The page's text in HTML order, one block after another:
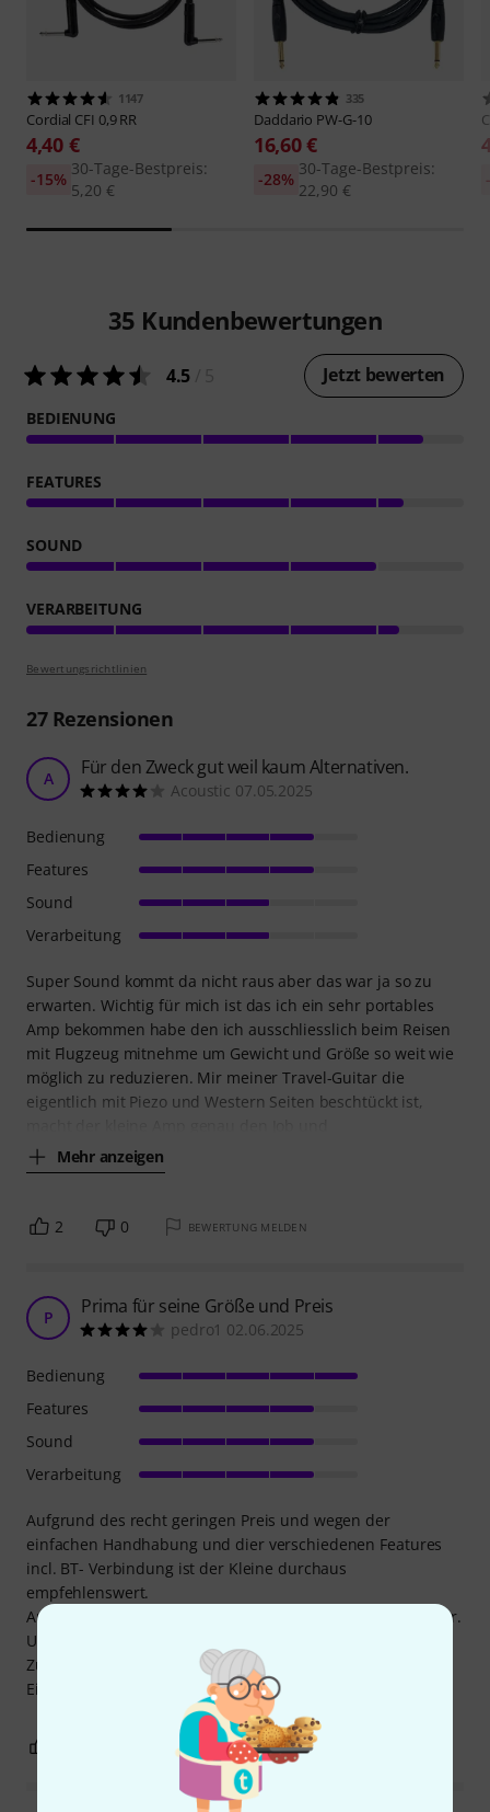
1147
Cordial CFI 0,9 RR
4,40 €
30-Tage-Bestpreis:
5,20 €
-15%
335
Daddario PW-G-10
16,60 €
30-Tage-Bestpreis:
22,90 €
-28%
35 Kundenbewertungen
4.5 Jetzt bewerten
BEDIENUNG
FEATURES
SOUND
VERARBEITUNG
Bewertungsrichtlinien
27Rezensionen
A Für den Zweck gut weil kaum Alternativen.
Acoustic 07.05.2025
Super Sound kommt da nicht raus aber das war ja so zu
erwarten. Wichtig für mich ist das ich ein sehr portables
Amp bekommen habe den ich ausschliesslich beim Reisen
mit Flugzeug mitnehme um Gewicht und Größe so weit wie
möglich zu reduzieren. Mir meiner Travel-Guitar die
eigentlich mit Piezo und Western Seiten beschtückt ist,
Mehr anzeigen
Bedienung
Features
Sound
Verarbeitung
2 0 BEWERTUNG MELDEN
P Prima für seine Größe und Preis
pedro1 02.06.2025
Aufgrund des recht geringen Preis und wegen der
einfachen Handhabung und dier verschiedenen Features
incl. BT- Verbindung ist der Kleine durchaus
empfehlenswert.
Auch als Unterstützung für akustische Gitarren gut nutzbar.
Und auch mit dem Zerrsound kann man so manchen
Zuhörer überraschen.
Ein wirklich nettes und brauchbares Teil!
Bedienung
Features
Sound
Verarbeitung
BEWERTUNG MELDEN